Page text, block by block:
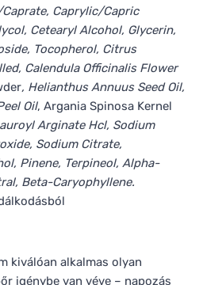
Caprylic/Capric
Cetearyl Alcohol, Glycerin,
Tocopherol, Citrus
Calendula Officinalis Flower
, Helianthus Annuus Seed Oil,
Oil, Argania Spinosa Kernel
Arginate Hcl, Sodium
Sodium Citrate,
Pinene, Terpineol, Alpha-
Beta-Caryophyllene.
kiválóan alkalmas olyan
igénybe van véve – napozás